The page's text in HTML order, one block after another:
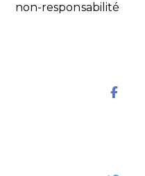
non-responsabilité